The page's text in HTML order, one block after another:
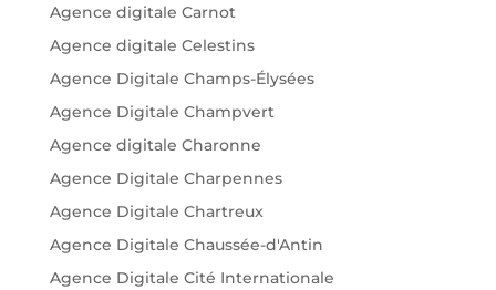
Agence digitale Carnot
Agence digitale Celestins
Agence Digitale Champs-Élysées
Agence Digitale Champvert
Agence digitale Charonne
Agence Digitale Charpennes
Agence Digitale Chartreux
Agence Digitale Chaussée-d'Antin
Agence Digitale Cité Internationale